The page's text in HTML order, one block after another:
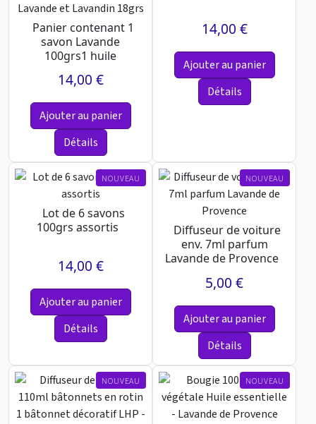
Panier contenant 1
savon Lavande
100grs1 huile
Lavandin10ml2
14,00 €
Ajouter au panier
Détails
14,00 €
Ajouter au panier
Détails
NOUVEAU
Lot de 6 savons
100grs assortis
14,00 €
Ajouter au panier
Détails
NOUVEAU
Diffuseur de voiture
env. 7ml parfum
Lavande de Provence
5,00 €
Ajouter au panier
Détails
NOUVEAU NOUVEAU